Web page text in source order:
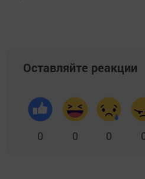
Оставляйте реакции
0 0 0